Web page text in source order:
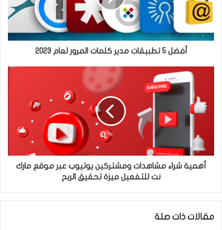
أفضل 5 تطبيقات مدير كلمات المرور لعام 2023
أهمية شراء مشاهدات ومشتركين يوتيوب عبر موقع مارك
نت للتفعيل ميزة تحقيق الربح
مقالات ذات صلة